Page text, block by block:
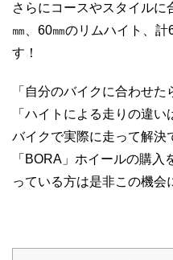
さらにコースやスタイル
㎜、60㎜のリムハイト、計
す！
「自分のバイクに合わせた
「ハイトによる走りの違
バイクで実際に走って解決
「BORA」ホイールの購
っている方は是非この機会